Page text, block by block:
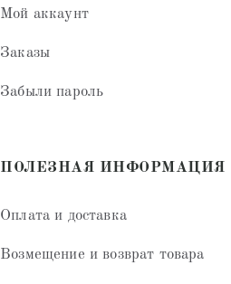
Мой аккаунт
Заказы
Забыли пароль
ПОЛЕЗНАЯ ИНФОРМАЦИЯ
Оплата и доставка
Возмещение и возврат товара